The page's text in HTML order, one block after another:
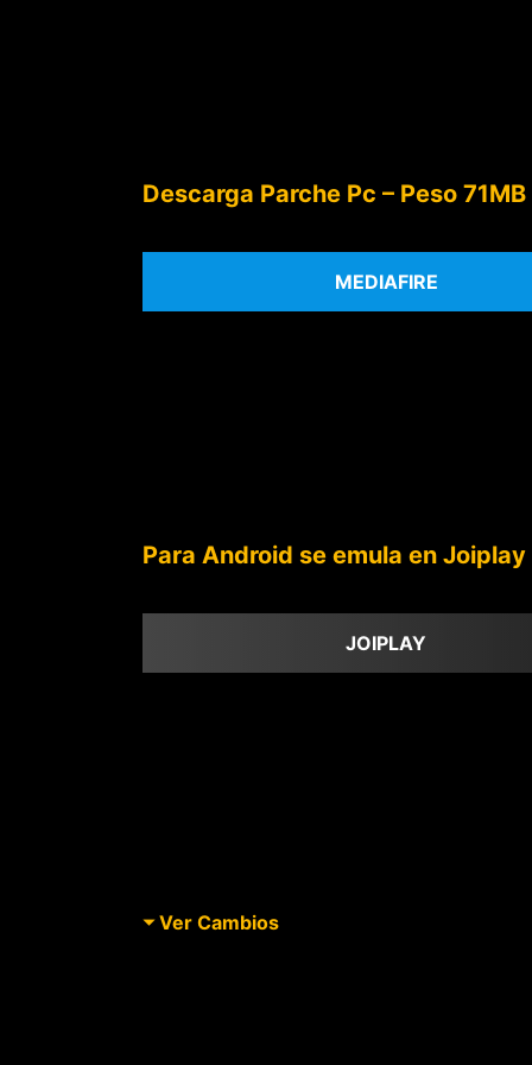
Descarga Parche Pc – Peso 71MB
MEDIAFIRE
Para Android se emula en Joiplay
JOIPLAY
Ver Cambios